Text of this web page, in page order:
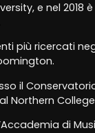
e nel
più ricercati
il
Northern
di